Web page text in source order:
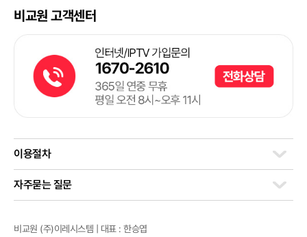
비교원 고객센터
이용절차
자주묻는 질문
비교원 (주)이레시스템 | 대표 : 한승엽